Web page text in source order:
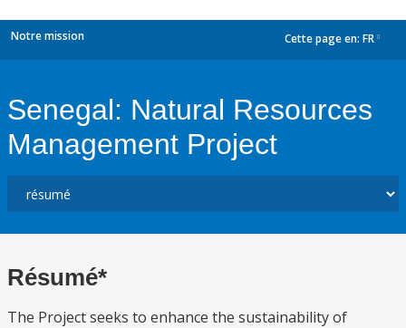
Notre mission Cette page en: FR
Senegal: Natural Resources
Management Project
Résumé*
The Project seeks to enhance the sustainability of